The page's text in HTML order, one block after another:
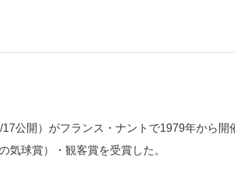
公開）がフランス・ナントで1979年から開
気球賞）・観客賞を受賞した。